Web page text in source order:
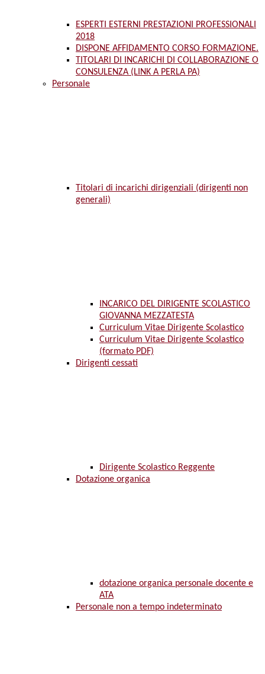
ESPERTI ESTERNI PRESTAZIONI PROFESSIONALI
2018
DISPONE AFFIDAMENTO CORSO FORMAZIONE.
TITOLARI DI INCARICHI DI COLLABORAZIONE O
CONSULENZA (LINK A PERLA PA)
Personale
Titolari di incarichi dirigenziali (dirigenti non
generali)
INCARICO DEL DIRIGENTE SCOLASTICO
GIOVANNA MEZZATESTA
Curriculum Vitae Dirigente Scolastico
Curriculum Vitae Dirigente Scolastico
(formato PDF)
Dirigenti cessati
Dirigente Scolastico Reggente
Dotazione organica
dotazione organica personale docente e
ATA
Personale non a tempo indeterminato